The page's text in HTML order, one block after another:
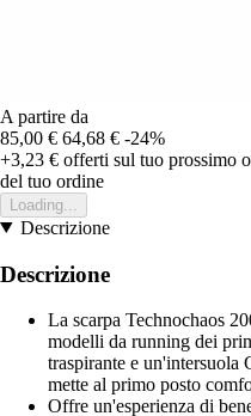
A partire da
85,00 € 64,68 € -24%
+3,23 € offerti sul tuo prossimo
del tuo ordine
Loading...
Descrizione
Descrizione
La scarpa Technochaos
modelli da running dei
traspirante e un'intersuola
mette al primo posto
Offre un'esperienza di